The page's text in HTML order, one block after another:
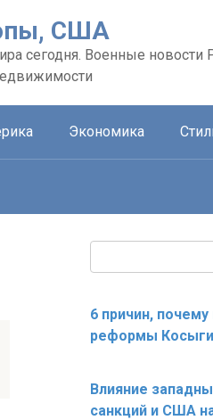
США
сегодня. Военные новости
Экономика
6 причин,
реформы
Влияние
санкций и США